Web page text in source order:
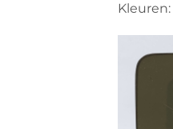
Kleuren: